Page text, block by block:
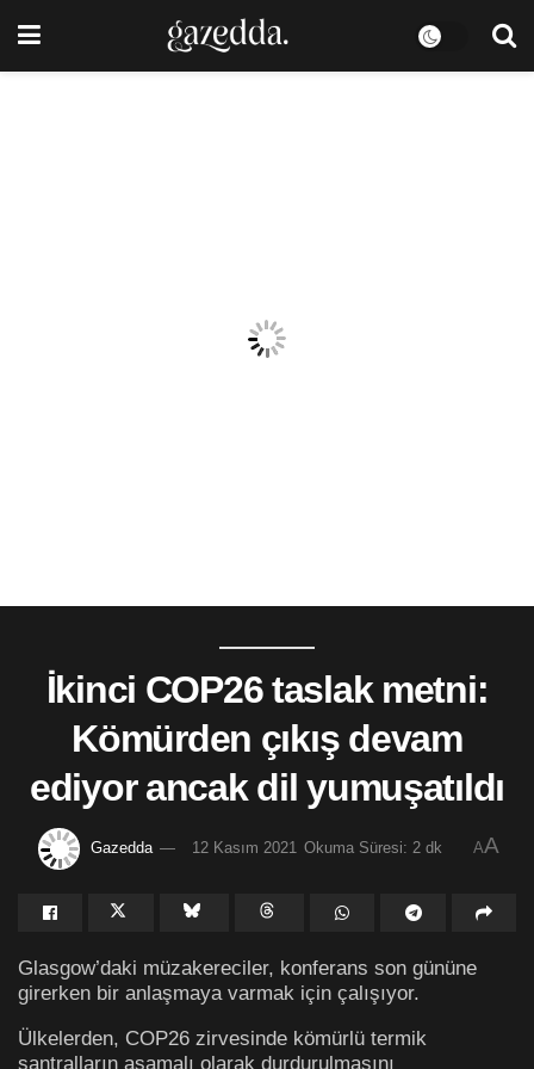
İkinci COP26 taslak metni:
Kömürden çıkış devam
ediyor ancak dil yumuşatıldı
Gazedda 12 Kasım 2021 Okuma Süresi: 2 dk AA
Glasgow’daki müzakereciler, konferans son gününe
girerken bir anlaşmaya varmak için çalışıyor.
Ülkelerden, COP26 zirvesinde kömürlü termik
santralların aşamalı olarak durdurulmasını